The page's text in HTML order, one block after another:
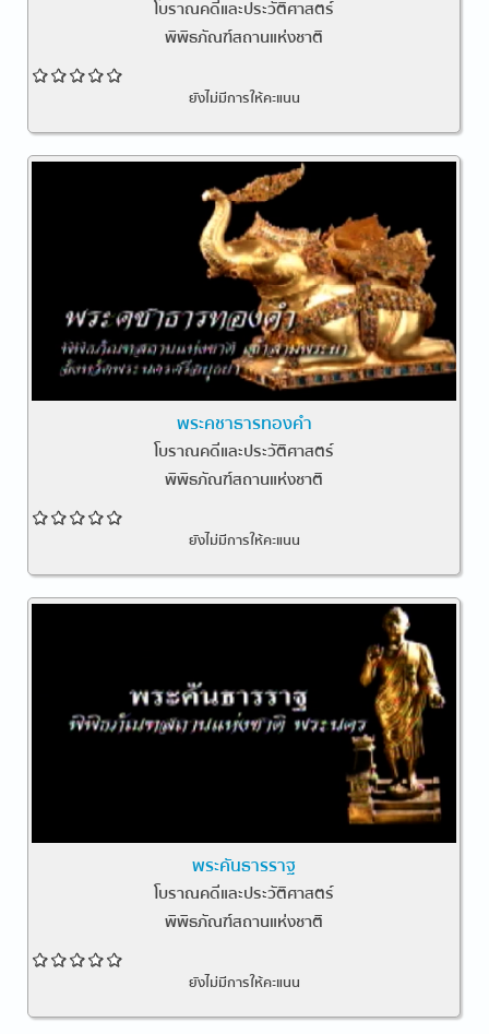
โบราณคดีและประวัติศาสตร์
พิพิธภัณฑ์สถานแห่งชาติ
ยังไม่มีการให้คะแนน
พระคชาธารทองคำ
โบราณคดีและประวัติศาสตร์
พิพิธภัณฑ์สถานแห่งชาติ
ยังไม่มีการให้คะแนน
พระคันธารราฐ
โบราณคดีและประวัติศาสตร์
พิพิธภัณฑ์สถานแห่งชาติ
ยังไม่มีการให้คะแนน